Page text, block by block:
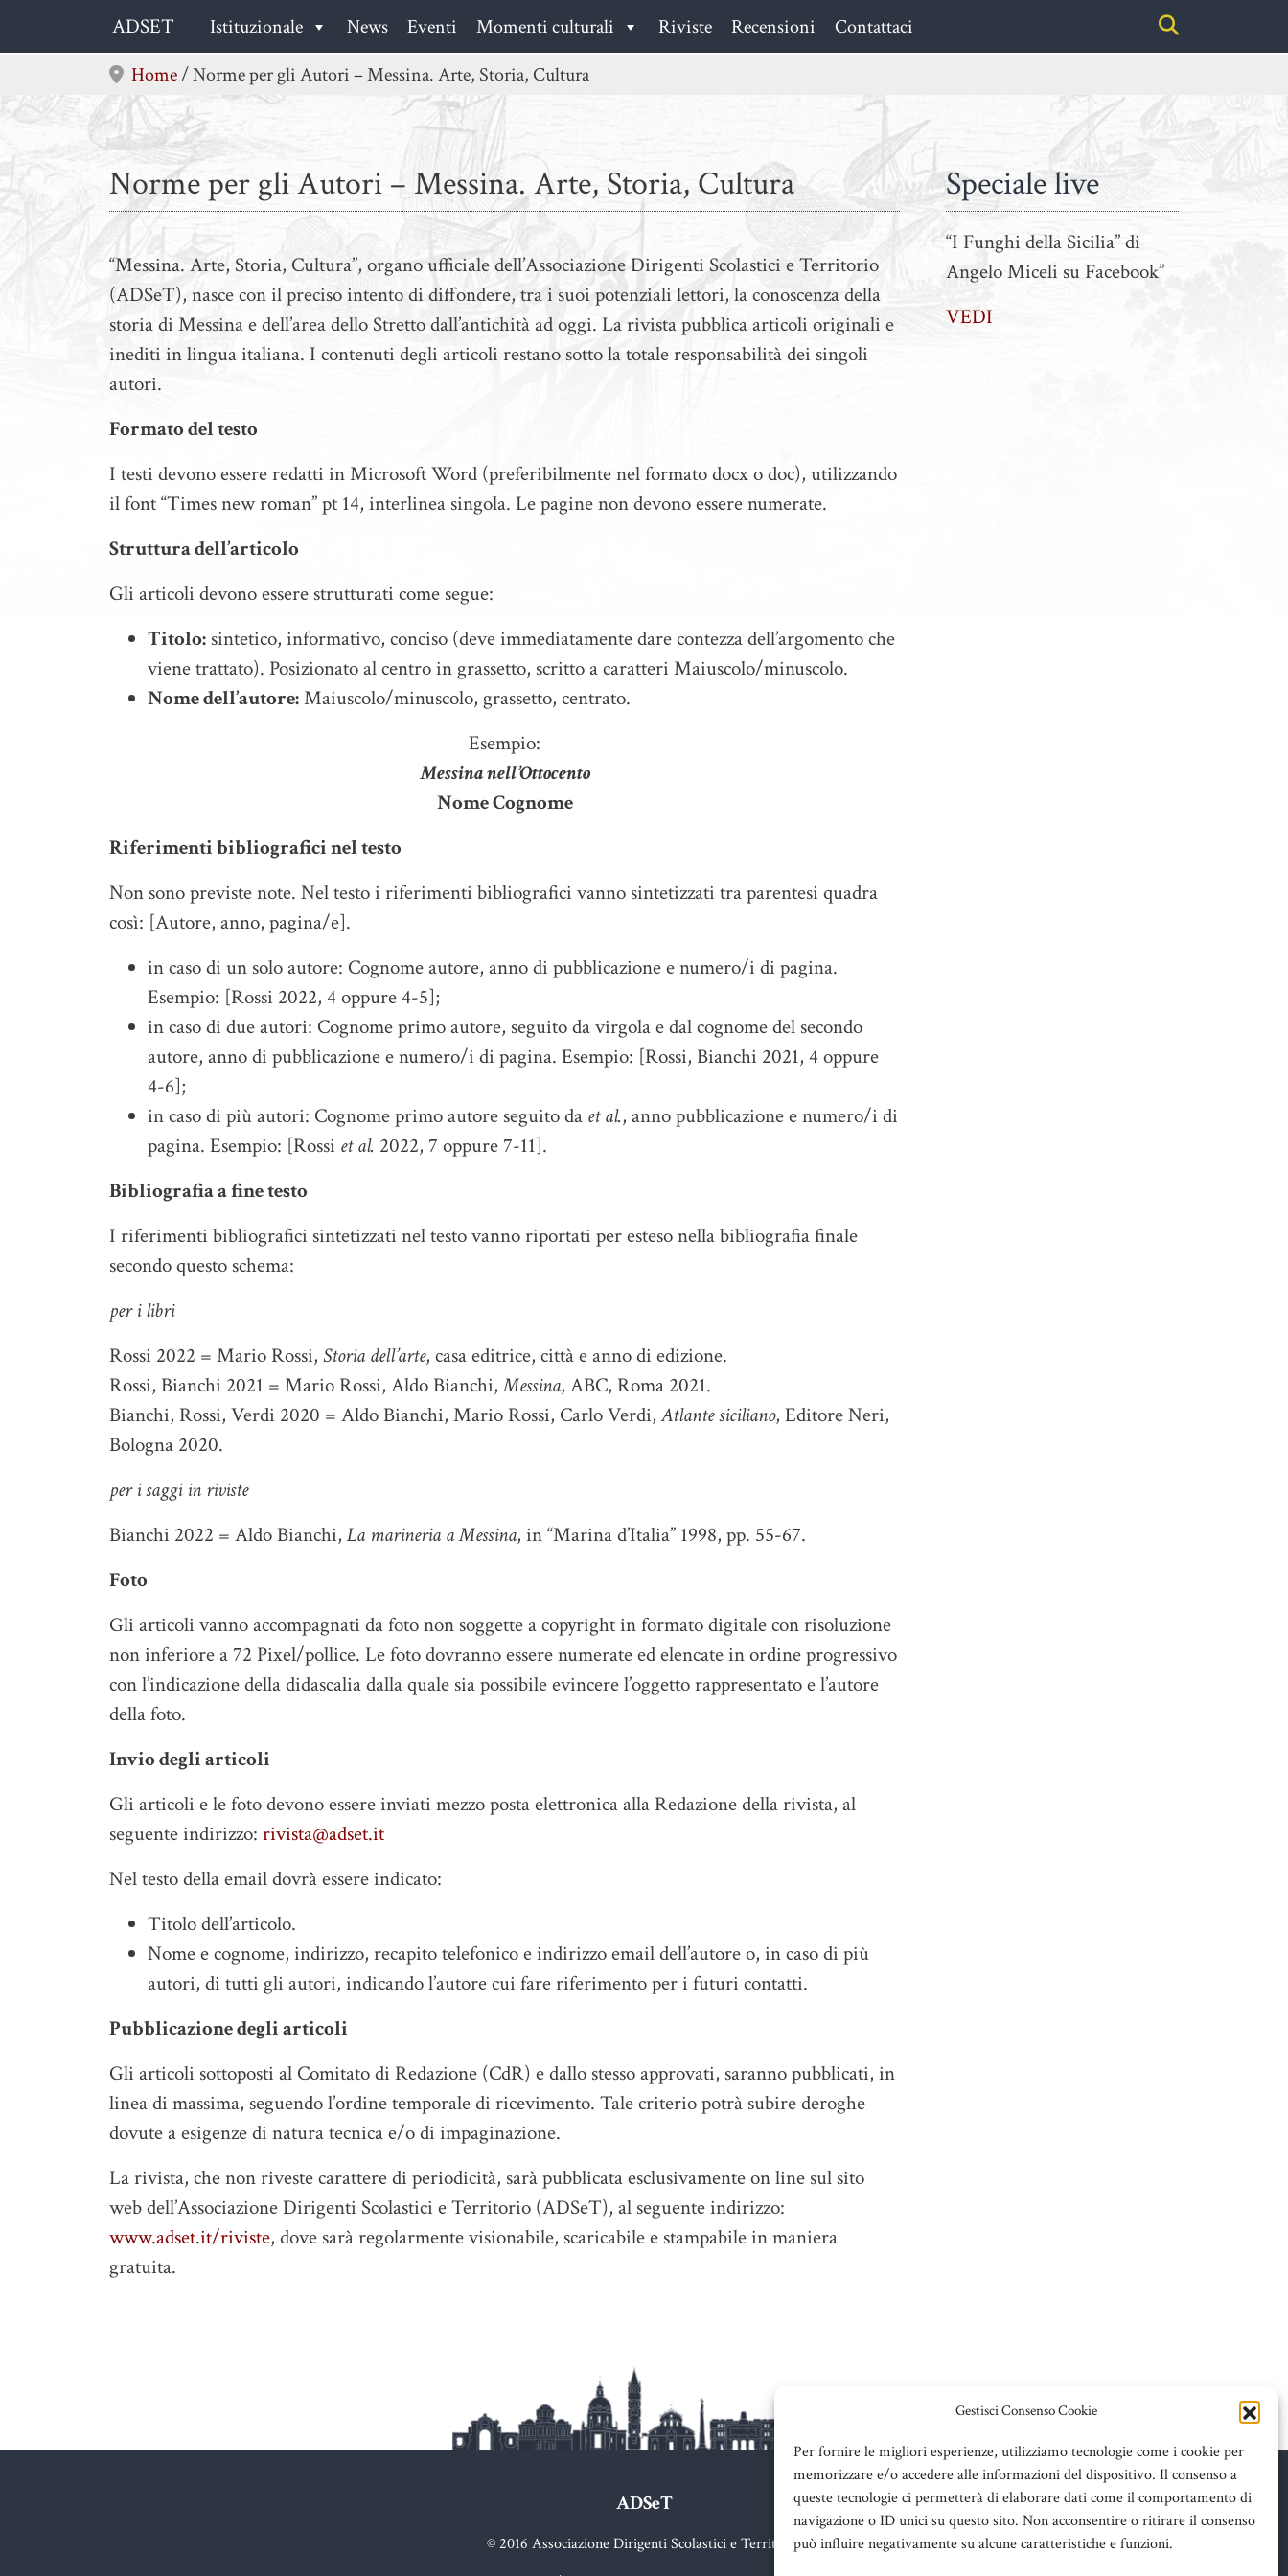
Gestisci Consenso Cookie
Per fornire le migliori esperienze, utilizziamo tecnologie come i cookie per
memorizzare e/o accedere alle informazioni del dispositivo. Il consenso a
queste tecnologie ci permetterà di elaborare dati come il comportamento di
navigazione o ID unici su questo sito. Non acconsentire o ritirare il consenso
può influire negativamente su alcune caratteristiche e funzioni.
ADSET Istituzionale News Eventi Momenti culturali Riviste Recensioni
Contattaci
Home/Norme per gli Autori – Messina. Arte, Storia, Cultura
Norme per gli Autori – Messina. Arte, Storia, Cultura
“Messina. Arte, Storia, Cultura”, organo ufficiale dell’Associazione Dirigenti Scolastici e Territorio
(ADSeT), nasce con il preciso intento di diffondere, tra i suoi potenziali lettori, la conoscenza della
storia di Messina e dell’area dello Stretto dall’antichità ad oggi. La rivista pubblica articoli originali e
inediti in lingua italiana. I contenuti degli articoli restano sotto la totale responsabilità dei singoli
autori.
Formato del testo
I testi devono essere redatti in Microsoft Word (preferibilmente nel formato docx o doc), utilizzando
il font “Times new roman” pt 14, interlinea singola. Le pagine non devono essere numerate.
Struttura dell’articolo
Gli articoli devono essere strutturati come segue:
Titolo: sintetico, informativo, conciso (deve immediatamente dare contezza dell’argomento che
viene trattato). Posizionato al centro in grassetto, scritto a caratteri Maiuscolo/minuscolo.
Nome dell’autore:Maiuscolo/minuscolo, grassetto, centrato.
Esempio:
Messina nell’Ottocento
Nome Cognome
Riferimenti bibliografici nel testo
Non sono previste note. Nel testo i riferimenti bibliografici vanno sintetizzati tra parentesi quadra
così: [Autore, anno, pagina/e].
in caso di un solo autore: Cognome autore, anno di pubblicazione e numero/i di pagina.
Esempio: [Rossi 2022, 4 oppure 4-5];
in caso di due autori: Cognome primo autore, seguito da virgola e dal cognome del secondo
autore, anno di pubblicazione e numero/i di pagina. Esempio: [Rossi, Bianchi 2021, 4 oppure
4-6];
in caso di più autori: Cognome primo autore seguito da et al., anno pubblicazione e numero/i di
pagina. Esempio: [Rossi et al. 2022, 7 oppure 7-11].
Bibliografia a fine testo
I riferimenti bibliografici sintetizzati nel testo vanno riportati per esteso nella bibliografia finale
secondo questo schema:
per i libri
Rossi 2022 = Mario Rossi, Storia dell’arte, casa editrice, città e anno di edizione.
Rossi, Bianchi 2021 = Mario Rossi, Aldo Bianchi,Messina, ABC, Roma 2021.
Bianchi, Rossi, Verdi 2020 = Aldo Bianchi, Mario Rossi, Carlo Verdi,Atlante siciliano, Editore Neri,
Bologna 2020.
per i saggi in riviste
Bianchi 2022 = Aldo Bianchi, La marineria a Messina, in “Marina d’Italia” 1998, pp. 55-67.
Foto
Gli articoli vanno accompagnati da foto non soggette a copyright in formato digitale con risoluzione
non inferiore a 72 Pixel/pollice. Le foto dovranno essere numerate ed elencate in ordine progressivo
con l’indicazione della didascalia dalla quale sia possibile evincere l’oggetto rappresentato e l’autore
della foto.
Invio degli articoli
Gli articoli e le foto devono essere inviati mezzo posta elettronica alla Redazione della rivista, al
seguente indirizzo: rivista@adset.it
Nel testo della email dovrà essere indicato:
Titolo dell’articolo.
Nome e cognome, indirizzo, recapito telefonico e indirizzo email dell’autore o, in caso di più
autori, di tutti gli autori, indicando l’autore cui fare riferimento per i futuri contatti.
Pubblicazione degli articoli
Gli articoli sottoposti al Comitato di Redazione (CdR) e dallo stesso approvati, saranno pubblicati, in
linea di massima, seguendo l’ordine temporale di ricevimento. Tale criterio potrà subire deroghe
dovute a esigenze di natura tecnica e/o di impaginazione.
La rivista, che non riveste carattere di periodicità, sarà pubblicata esclusivamente on line sul sito
web dell’Associazione Dirigenti Scolastici e Territorio (ADSeT), al seguente indirizzo:
www.adset.it/riviste, dove sarà regolarmente visionabile, scaricabile e stampabile in maniera
gratuita.
Speciale live
“I Funghi della Sicilia” di
Angelo Miceli su Facebook”
VEDI
ADSeT
© 2016 Associazione Dirigenti Scolastici e Territorio